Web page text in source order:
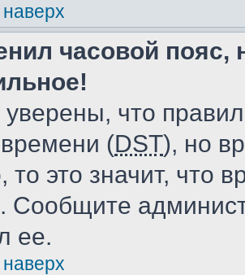
часовой пояс,
что
(DST), но
то это значит, что
Сообщите
ее.